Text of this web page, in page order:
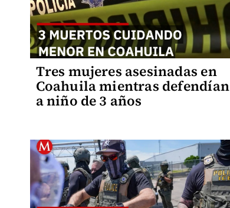
Tres mujeres asesinadas en
Coahuila mientras defendían
a niño de 3 años